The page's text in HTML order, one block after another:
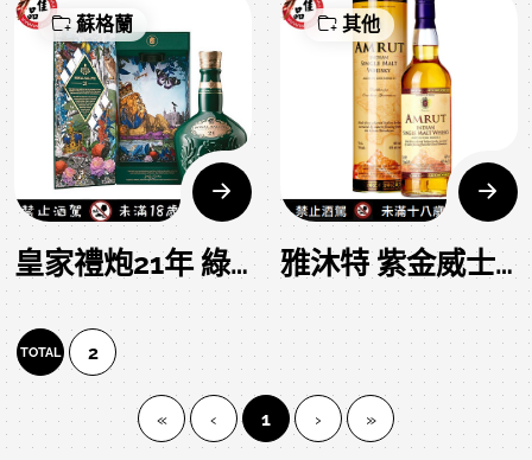
蘇格蘭
皇家禮炮21年 綠 Royal Salute 21 Years Green
其他
雅沐特 紫金威士忌
TOTAL 2
« ‹ 1(current)
› »